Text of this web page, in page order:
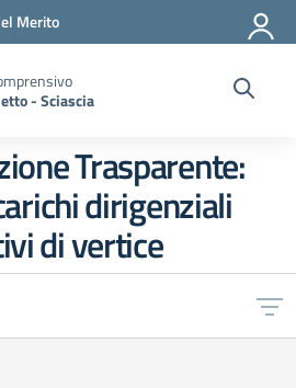
Merito
- Sciascia
Trasparente:
dirigenziali
di vertice